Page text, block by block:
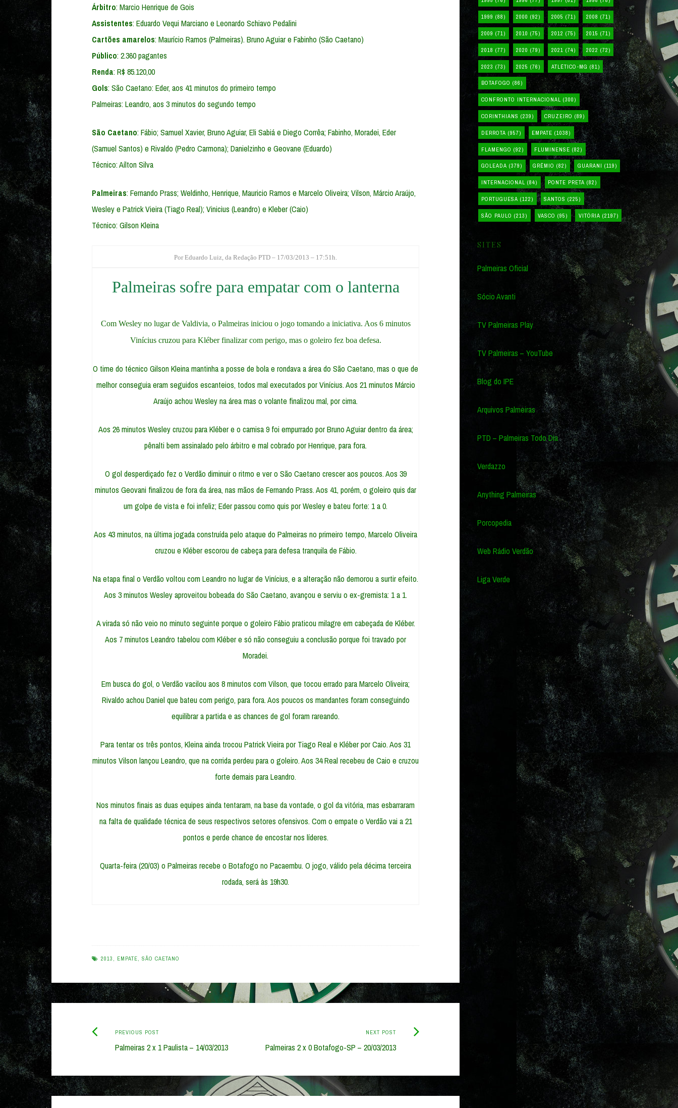
Árbitro: Marcio Henrique de Gois
Assistentes: Eduardo Vequi Marciano e Leonardo Schiavo Pedalini
Cartões amarelos: Maurício Ramos (Palmeiras). Bruno Aguiar e Fabinho (São Caetano)
Público: 2.360 pagantes
Renda: R$ 85.120,00
Gols: São Caetano: Eder, aos 41 minutos do primeiro tempo
Palmeiras: Leandro, aos 3 minutos do segundo tempo
São Caetano: Fábio; Samuel Xavier, Bruno Aguiar, Eli Sabiá e Diego Corrêa; Fabinho, Moradei, Eder
(Samuel Santos) e Rivaldo (Pedro Carmona); Danielzinho e Geovane (Eduardo)
Técnico: Aílton Silva
Palmeiras: Fernando Prass; Weldinho, Henrique, Mauricio Ramos e Marcelo Oliveira; Vilson, Márcio Araújo,
Wesley e Patrick Vieira (Tiago Real); Vinicius (Leandro) e Kleber (Caio)
Técnico: Gilson Kleina
Por Eduardo Luiz, da Redação PTD – 17/03/2013 – 17:51h.
Palmeiras sofre para empatar com o lanterna
Com Wesley no lugar de Valdivia, o Palmeiras iniciou o jogo tomando a iniciativa. Aos 6 minutos
Vinícius cruzou para Kléber finalizar com perigo, mas o goleiro fez boa defesa.
O time do técnico Gilson Kleina mantinha a posse de bola e rondava a área do São Caetano, mas o que de
melhor conseguia eram seguidos escanteios, todos mal executados por Vinícius. Aos 21 minutos Márcio
Araújo achou Wesley na área mas o volante finalizou mal, por cima.
Aos 26 minutos Wesley cruzou para Kléber e o camisa 9 foi empurrado por Bruno Aguiar dentro da área;
pênalti bem assinalado pelo árbitro e mal cobrado por Henrique, para fora.
O gol desperdiçado fez o Verdão diminuir o ritmo e ver o São Caetano crescer aos poucos. Aos 39
minutos Geovani finalizou de fora da área, nas mãos de Fernando Prass. Aos 41, porém, o goleiro quis dar
um golpe de vista e foi infeliz; Eder passou como quis por Wesley e bateu forte: 1 a 0.
Aos 43 minutos, na última jogada construída pelo ataque do Palmeiras no primeiro tempo, Marcelo Oliveira
cruzou e Kléber escorou de cabeça para defesa tranquila de Fábio.
Na etapa final o Verdão voltou com Leandro no lugar de Vinícius, e a alteração não demorou a surtir efeito.
Aos 3 minutos Wesley aproveitou bobeada do São Caetano, avançou e serviu o ex-gremista: 1 a 1.
A virada só não veio no minuto seguinte porque o goleiro Fábio praticou milagre em cabeçada de Kléber.
Aos 7 minutos Leandro tabelou com Kléber e só não conseguiu a conclusão porque foi travado por
Moradei.
Em busca do gol, o Verdão vacilou aos 8 minutos com Vilson, que tocou errado para Marcelo Oliveira;
Rivaldo achou Daniel que bateu com perigo, para fora. Aos poucos os mandantes foram conseguindo
equilibrar a partida e as chances de gol foram rareando.
Para tentar os três pontos, Kleina ainda trocou Patrick Vieira por Tiago Real e Kléber por Caio. Aos 31
minutos Vilson lançou Leandro, que na corrida perdeu para o goleiro. Aos 34 Real recebeu de Caio e cruzou
forte demais para Leandro.
Nos minutos finais as duas equipes ainda tentaram, na base da vontade, o gol da vitória, mas esbarraram
na falta de qualidade técnica de seus respectivos setores ofensivos. Com o empate o Verdão vai a 21
pontos e perde chance de encostar nos líderes.
Quarta-feira (20/03) o Palmeiras recebe o Botafogo no Pacaembu. O jogo, válido pela décima terceira
rodada, será às 19h30.
2013 , EMPATE, SÃO CAETANO
PostPREVIOUS POSTPrevious
post:
Palmeiras 2 x 1 Paulista – 14/03/2013
NEXT POST
Palmeiras 2 x 0 Botafogo-SP – 20/03/2013
Next
1999 (88) 2000 (92) 2005 (71) 2008 (71)
2009 (71) 2010 (75) 2012 (75) 2015 (71)
2018 (77) 2020 (79) 2021 (74) 2022 (72)
2023 (73) 2025 (76) ATLÉTICO-MG (81)
BOTAFOGO (86)
CONFRONTO INTERNACIONAL (300)
CORINTHIANS (239) CRUZEIRO (89)
DERROTA (957) EMPATE (1038)
FLAMENGO (92) FLUMINENSE (82)
GOLEADA (379) GRÊMIO (82) GUARANI (119)
INTERNACIONAL (84) PONTE PRETA (82)
PORTUGUESA (122) SANTOS (225)
SÃO PAULO (213) VASCO (95) VITÓRIA (2197)
SITES
Palmeiras Oficial
Sócio Avanti
TV Palmeiras Play
TV Palmeiras – YouTube
Blog do IPE
Arquivos Palmeiras
PTD – Palmeiras Todo Dia
Verdazzo
Anything Palmeiras
Porcopedia
Web Rádio Verdão
Liga Verde